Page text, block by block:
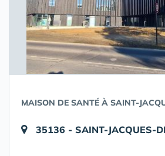
MAISON DE SANTÉ À SAINT-
35136 - SAINT-JACQUES-